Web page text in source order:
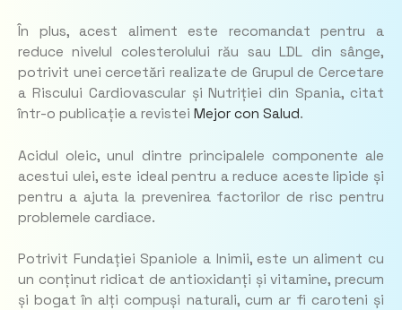
În plus, acest aliment este recomandat pentru a
reduce nivelul colesterolului rău sau LDL din sânge,
potrivit unei cercetări realizate de Grupul de Cercetare
a Riscului Cardiovascular și Nutriției din Spania, citat
într-o publicație a revistei Mejor con Salud.
Acidul oleic, unul dintre principalele componente ale
acestui ulei, este ideal pentru a reduce aceste lipide și
pentru a ajuta la prevenirea factorilor de risc pentru
problemele cardiace.
Potrivit Fundației Spaniole a Inimii, este un aliment cu
un conținut ridicat de antioxidanți și vitamine, precum
și bogat în alți compuși naturali, cum ar fi caroteni și